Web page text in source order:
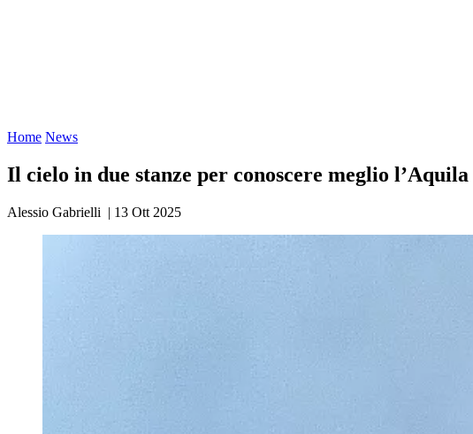
Home News
Il cielo in due stanze per conoscere meglio
Alessio Gabrielli | 13 Ott 2025